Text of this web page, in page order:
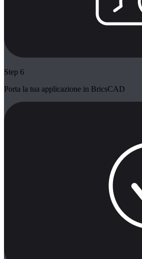
Step 6
Porta la tua applicazione in BricsCAD